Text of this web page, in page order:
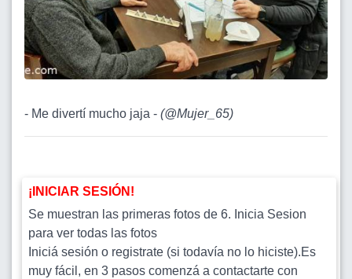
- Me divertí mucho jaja - (@Mujer_65)
¡INICIAR SESIÓN!
Se muestran las primeras fotos de 6. Inicia Sesion
para ver todas las fotos
Iniciá sesión o registrate (si todavía no lo hiciste).Es
muy fácil, en 3 pasos comenzá a contactarte con